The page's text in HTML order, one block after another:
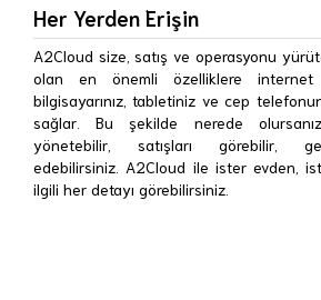
Her Yerden Erişin
A2Cloud size, satış ve operasyonu
olan en önemli özelliklere
bilgisayarınız, tabletiniz ve cep
sağlar. Bu şekilde nerede
yönetebilir, satışları görebilir,
edebilirsiniz. A2Cloud ile ister evden,
ilgili her detayı görebilirsiniz.